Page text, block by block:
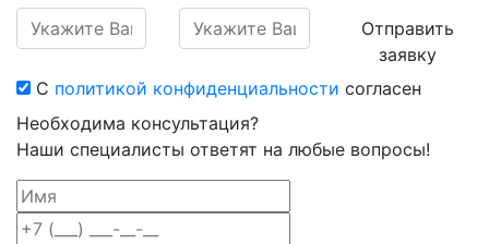
Отправить
заявку
С политикой конфиденциальности согласен
Необходима консультация?
Наши специалисты ответят на любые вопросы!